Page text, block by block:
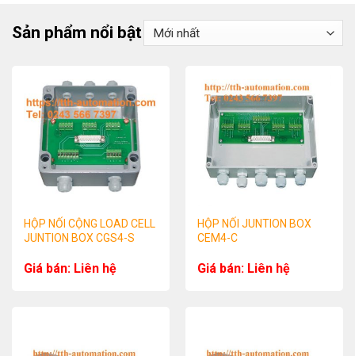
Sản phẩm nổi bật
HỘP NỐI CỘNG LOAD CELL
JUNTION BOX CGS4-S
Giá bán: Liên hệ
HỘP NỐI JUNTION BOX
CEM4-C
Giá bán: Liên hệ